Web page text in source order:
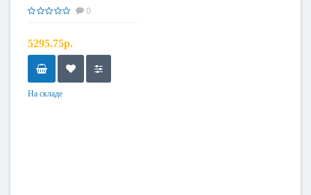
Ariston 100381 0
5295.75р.
На складе